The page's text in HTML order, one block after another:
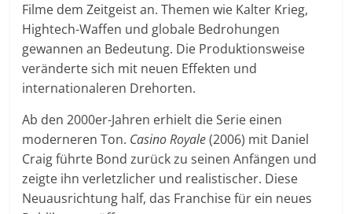
Filme dem Zeitgeist an. Themen wie Kalter Krieg,
Hightech-Waffen und globale Bedrohungen
gewannen an Bedeutung. Die Produktionsweise
veränderte sich mit neuen Effekten und
internationaleren Drehorten.
Ab den 2000er-Jahren erhielt die Serie einen
moderneren Ton. Casino Royale(2006) mit Daniel
Craig führte Bond zurück zu seinen Anfängen und
zeigte ihn verletzlicher und realistischer. Diese
Neuausrichtung half, das Franchise für ein neues